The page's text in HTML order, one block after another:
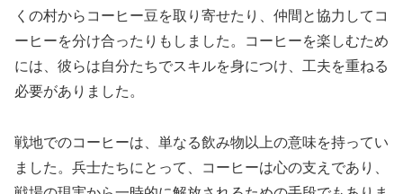
くの村からコーヒー豆を取り寄せたり、仲間と協力してコ
ーヒーを分け合ったりもしました。コーヒーを楽しむため
には、彼らは自分たちでスキルを身につけ、工夫を重ねる
必要がありました。
戦地でのコーヒーは、単なる飲み物以上の意味を持ってい
ました。兵士たちにとって、コーヒーは心の支えであり、